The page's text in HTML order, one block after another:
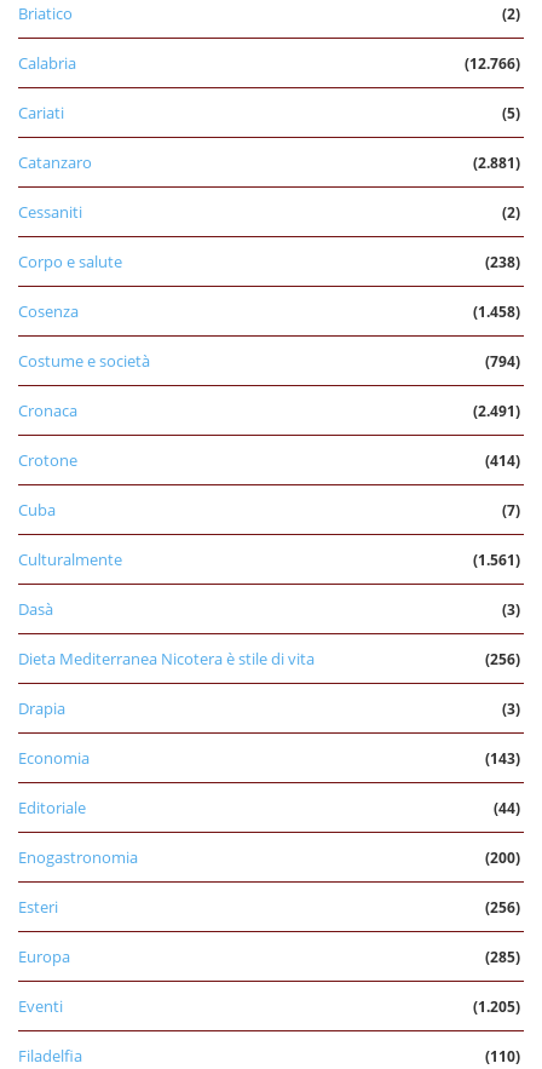
Briatico (2)
Calabria (12.766)
Cariati (5)
Catanzaro (2.881)
Cessaniti (2)
Corpo e salute (238)
Cosenza (1.458)
Costume e società (794)
Cronaca (2.491)
Crotone (414)
Cuba (7)
Culturalmente (1.561)
Dasà (3)
Dieta Mediterranea Nicotera è stile di vita (256)
Drapia (3)
Economia (143)
Editoriale (44)
Enogastronomia (200)
Esteri (256)
Europa (285)
Eventi (1.205)
Filadelfia (110)